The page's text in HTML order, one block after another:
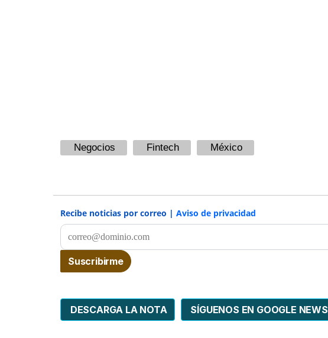
Negocios Fintech México
Recibe noticias por correo | Aviso de privacidad
DESCARGA LA NOTA SÍGUENOS EN GOOGLE NEWS